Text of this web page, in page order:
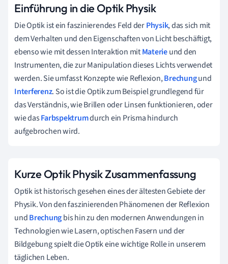
Einführung in die Optik Physik
Die Optik ist ein faszinierendes Feld derPhysik, das sich mit
dem Verhalten und den Eigenschaften von Licht beschäftigt,
ebenso wie mit dessen Interaktion mitMaterieund den
Instrumenten, die zur Manipulation dieses Lichts verwendet
werden. Sie umfasst Konzepte wie Reflexion,Brechungund
Interferenz. So ist die Optik zum Beispiel grundlegend für
das Verständnis, wie Brillen oder Linsen funktionieren, oder
wie dasFarbspektrumdurch ein Prisma hindurch
aufgebrochen wird.
Kurze Optik Physik Zusammenfassung
Optik ist historisch gesehen eines der ältesten Gebiete der
Physik. Von den faszinierenden Phänomenen der Reflexion
undBrechungbis hin zu den modernen Anwendungen in
Technologien wie Lasern, optischen Fasern und der
Bildgebung spielt die Optik eine wichtige Rolle in unserem
täglichen Leben.